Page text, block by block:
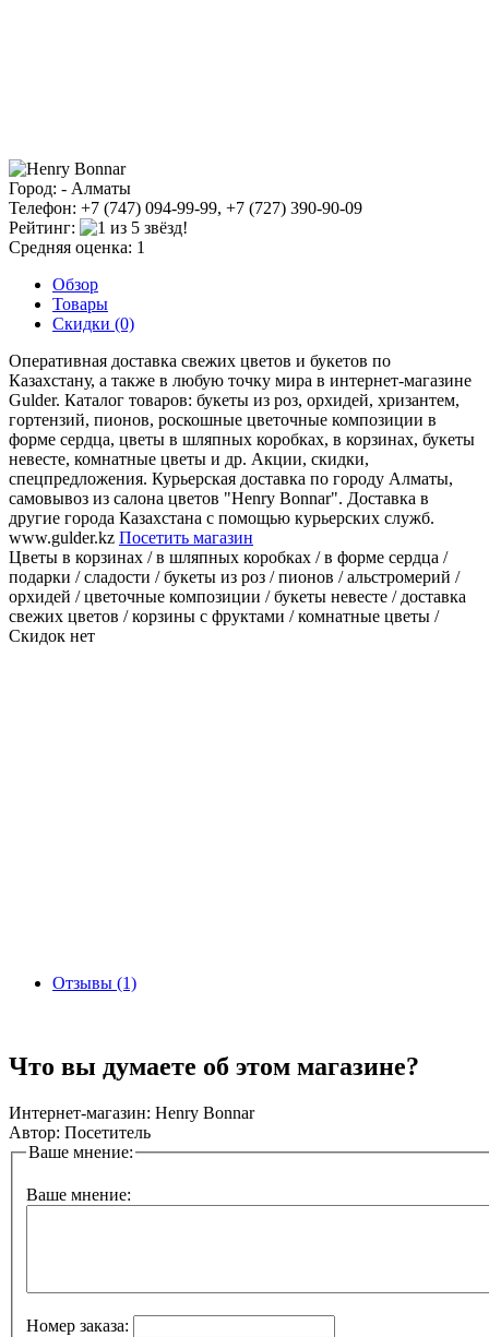
Город: - Алматы
Телефон: +7 (747) 094-99-99, +7 (727) 390-90-09
Рейтинг:
Средняя оценка: 1
Обзор
Товары
Скидки (0)
Оперативная доставка свежих цветов и букетов по
Казахстану, а также в любую точку мира в интернет-магазине
Gulder. Каталог товаров: букеты из роз, орхидей, хризантем,
гортензий, пионов, роскошные цветочные композиции в
форме сердца, цветы в шляпных коробках, в корзинах, букеты
невесте, комнатные цветы и др. Акции, скидки,
спецпредложения. Курьерская доставка по городу Алматы,
самовывоз из салона цветов "Henry Bonnar". Доставка в
другие города Казахстана с помощью курьерских служб.
www.gulder.kz Посетить магазин
Цветы в корзинах / в шляпных коробках / в форме сердца /
подарки / сладости / букеты из роз / пионов / альстромерий /
орхидей / цветочные композиции / букеты невесте / доставка
свежих цветов / корзины с фруктами / комнатные цветы /
Скидок нет
Отзывы (1)
Что вы думаете об этом магазине?
Интернет-магазин: Henry Bonnar
Автор: Посетитель
Ваше мнение:
Ваше мнение:
Номер заказа: